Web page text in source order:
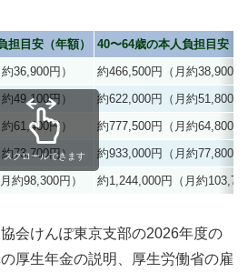
担目安（年額）
40〜64歳の本人負担目安（
36,900円）
約466,500円（月約38,900円
49,100円）
約622,000円（月約51,800円
61,400円）
約777,500円（月約64,800円
73,700円）
約933,000円（月約77,800円
約98,300円） 約1,244,000円（月約
スクロールできます
会けんぽ東京支部の2026年度の
厚生年金の説明、厚生労働省の雇